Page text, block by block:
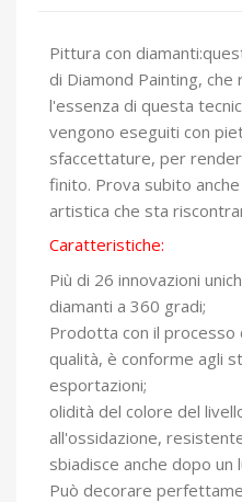
Pittura con
di Diamond Painting,
l'essenza di questa
vengono eseguiti con
sfaccettature, per
finito. Prova subito
artistica che sta
Caratteristiche:
Più di 26 innovazioni
diamanti a 360 gradi;
Prodotta con il processo
qualità, è conforme agli
esportazioni;
olidità del colore del
all'ossidazione,
sbiadisce anche dopo un
Può decorare